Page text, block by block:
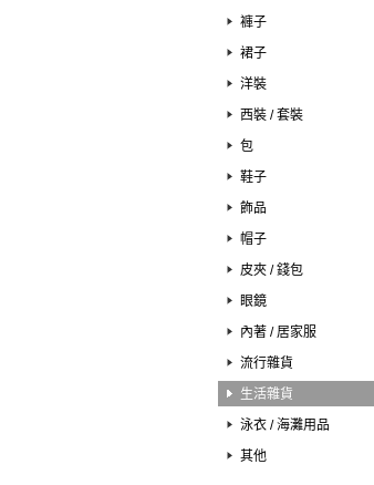
褲子
裙子
洋裝
西裝 / 套裝
包
鞋子
飾品
帽子
皮夾 / 錢包
眼鏡
內著 / 居家服
流行雜貨
生活雜貨
泳衣 / 海灘用品
其他